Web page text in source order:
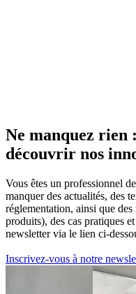
Ne manquez rien
découvrir nos
Vous êtes un professionnel
manquer des actualités, des
réglementation, ainsi que
produits), des cas pratiques
newsletter via le lien ci-
Inscrivez-vous à notre